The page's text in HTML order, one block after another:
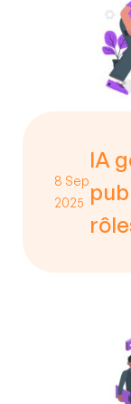
8 Sep
2025
IA